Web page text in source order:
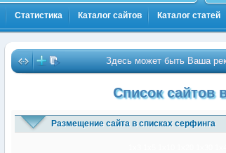
Статистика Каталог сайтов Каталог статей
Здесь может быть Ваша
Список сайтов
Размещение сайта в списках серфинга